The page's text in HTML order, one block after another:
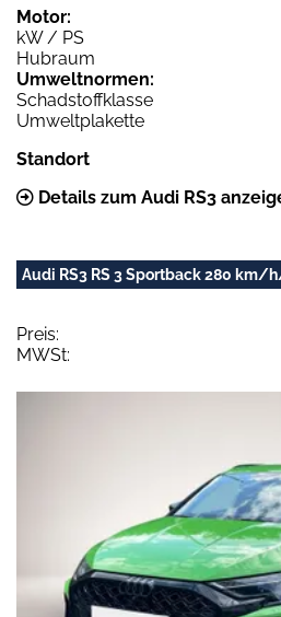
Motor:
kW / PS
Hubraum
Umweltnormen:
Schadstoffklasse
Umweltplakette
Standort
Details zum Audi RS3
Audi RS3 RS 3 Sportback 280 km/
Preis:
MWSt: